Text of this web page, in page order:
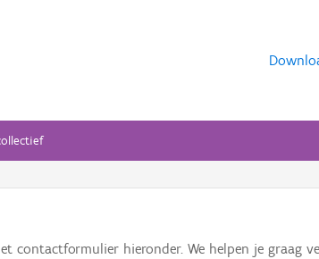
contactformulier hieronder. We helpen je graag